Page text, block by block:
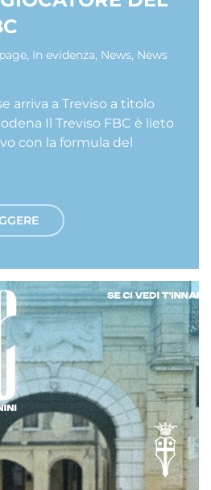
, In evidenza, News, News
arriva a Treviso a titolo
Il Treviso FBC è lieto
con la formula del